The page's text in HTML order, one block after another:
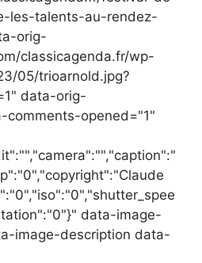
les-talents-au-rendez-
orig-
classicagenda.fr/wp-
05/trioarnold.jpg?
data-orig-
comments-opened="1"
data-image-
image-description data-